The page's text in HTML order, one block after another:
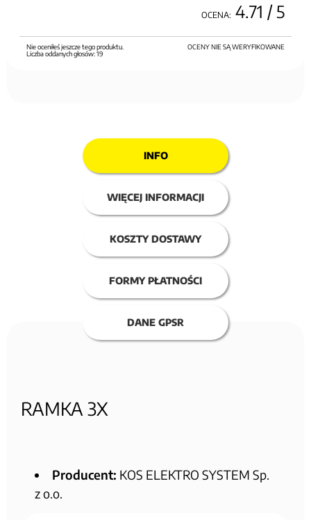
OCENA: 4.71 / 5
OCENY NIE SĄ WERYFIKOWANE
Nie oceniłeś jeszcze tego produktu.
Liczba oddanych głosów:19
INFO
WIĘCEJ INFORMACJI
KOSZTY DOSTAWY
FORMY PŁATNOŚCI
DANE GPSR
RAMKA 3X
Producent: KOS ELEKTRO SYSTEM Sp.
z o.o.